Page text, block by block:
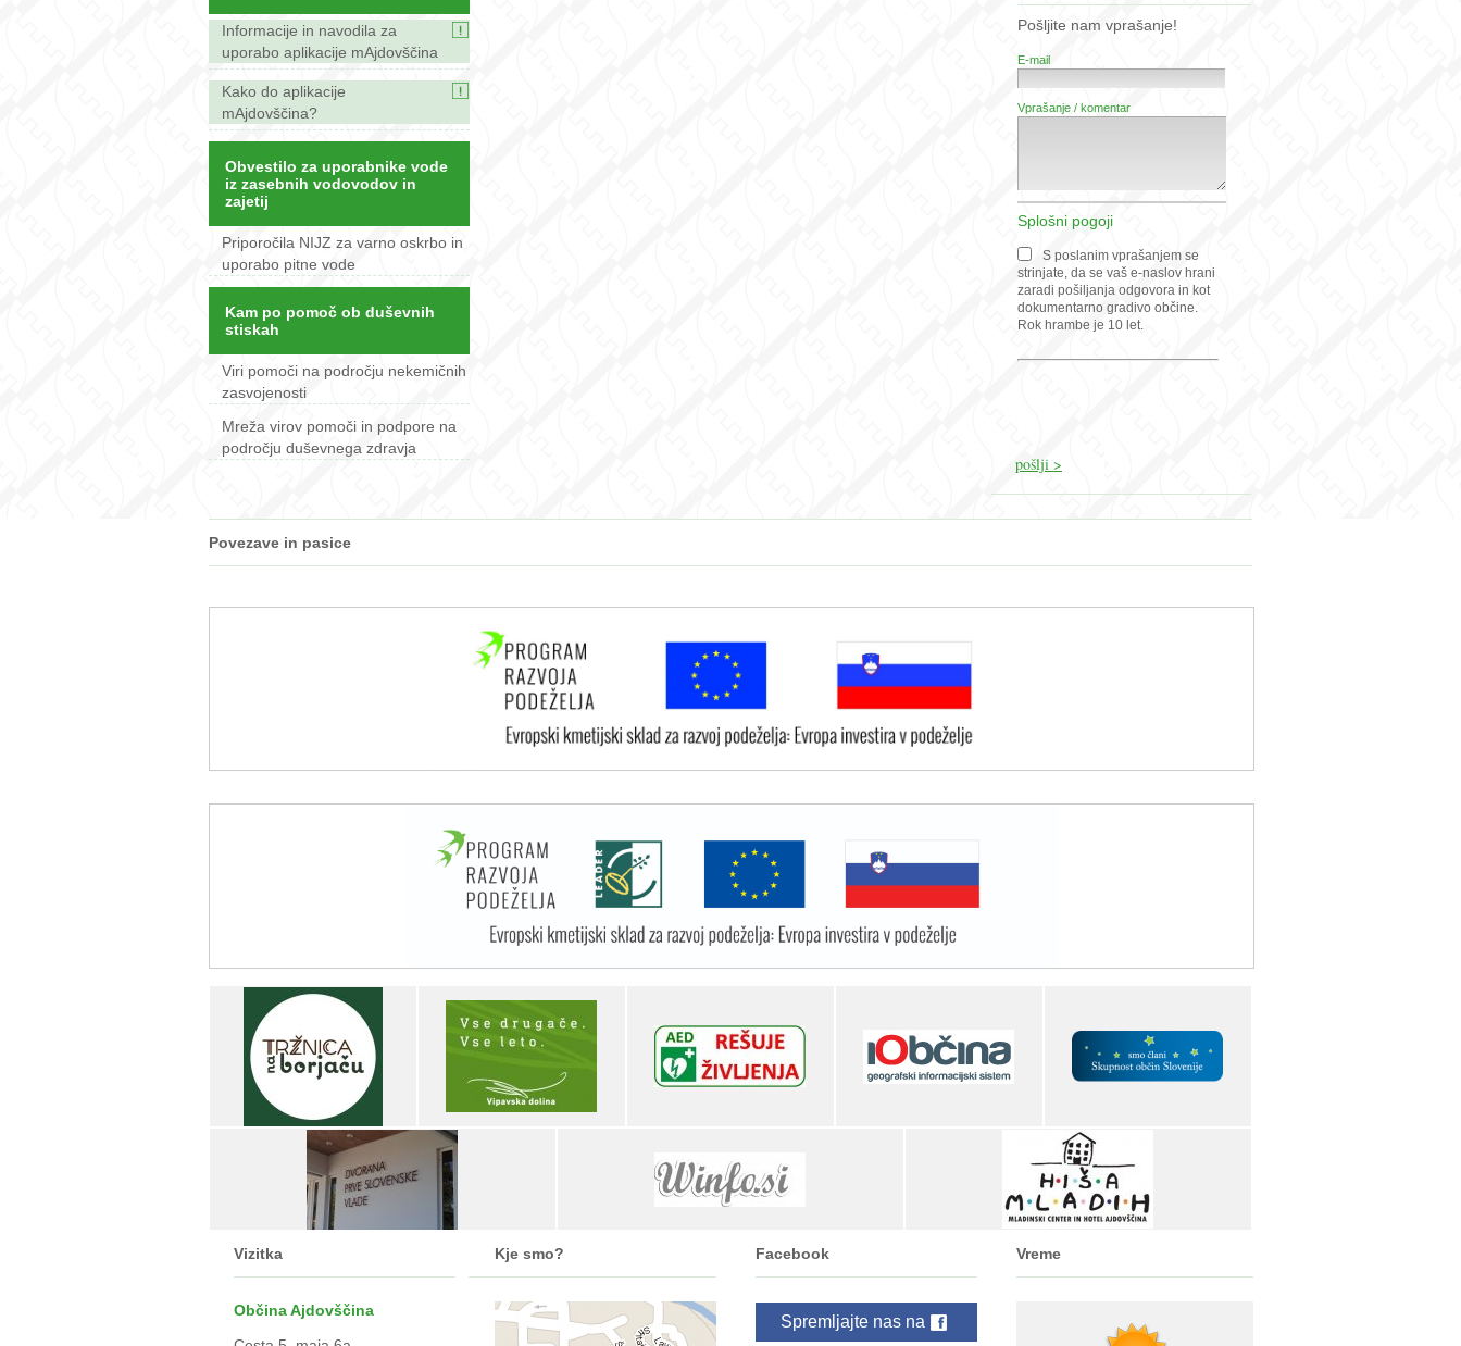
Informacije in navodila za
uporabo aplikacije mAjdovščina
Kako do aplikacije
mAjdovščina?
Obvestilo za uporabnike vode
iz zasebnih vodovodov in
zajetij
Priporočila NIJZ za varno oskrbo in
uporabo pitne vode
Kam po pomoč ob duševnih
stiskah
Viri pomoči na področju nekemičnih
zasvojenosti
Mreža virov pomoči in podpore na
področju duševnega zdravja
Pošljite nam vprašanje!
E-mail
Vprašanje / komentar
Splošni pogoji
S poslanim vprašanjem se
strinjate, da se vaš e-naslov hrani
zaradi pošiljanja odgovora in kot
dokumentarno gradivo občine.
Rok hrambe je 10 let.
Povezave in pasice
Vizitka
Občina Ajdovščina
Kje smo? Facebook
Spremljajte nas na
Vreme